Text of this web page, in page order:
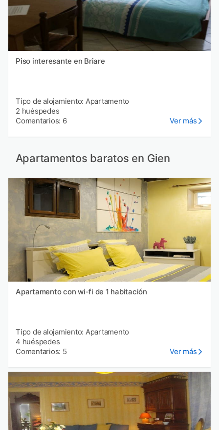
Piso interesante en Briare
Tipo de alojamiento: Apartamento
2 huéspedes
Comentarios: 6
Ver más
Apartamentos baratos en Gien
Apartamento con wi-fi de 1 habitación
Tipo de alojamiento: Apartamento
4 huéspedes
Comentarios: 5
Ver más